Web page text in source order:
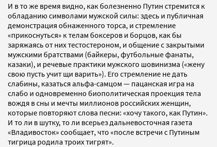
И в то же время видно, как болезненно Путин стремится к
обладанию символами мужской силы: здесь и публичная
демонстрация обнаженного торса, и стремление
«прикоснуться» к телам боксеров и борцов, как бы
заряжаясь от них тестостероном, и общение с закрытыми
мужскими братствами (байкеры, футбольные фанаты,
казаки), и речевые практики мужского шовинизма («жену
свою пусть учит щи варить»). Его стремление не дать
слабины, казаться альфа-самцом — пацанская игра на
слабо и одновременно биополитическая проекция тела
вождя в сны и мечты миллионов российских женщин,
которые повторяют слова песни: «хочу такого, как Путин».
И то ли в шутку, то ли всерьез дальневосточная газета
«Владивосток» сообщает, что «после встречи с Путиным
тигрица родила троих тигрят».